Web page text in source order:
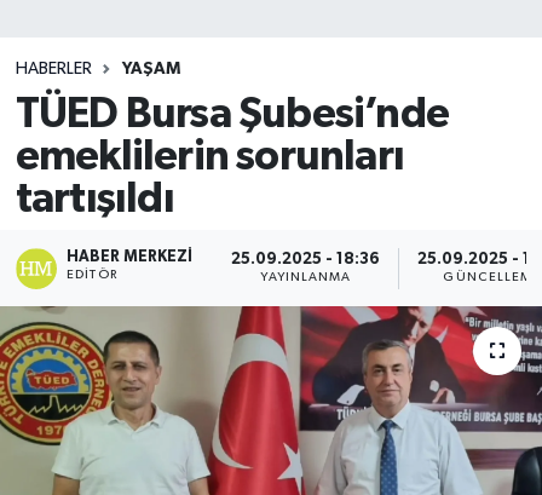
HABERLER YAŞAM
TÜED Bursa Şubesi’nde
emeklilerin sorunları
tartışıldı
HABER MERKEZI
EDITÖR
25.09.2025 - 18:36
YAYINLANMA
25.09.2025 -
GÜNCELLEME
Teknoloji
TRABZON